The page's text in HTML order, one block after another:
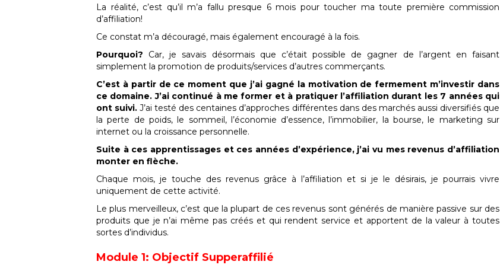
La réalité, c’est qu’il m’a fallu presque 6 mois pour toucher ma toute première commission
d’affiliation!
Ce constat m’a découragé, mais également encouragé à la fois.
Pourquoi? Car, je savais désormais que c’était possible de gagner de l’argent en faisant
simplement la promotion de produits/services d’autres commerçants.
C’est à partir de ce moment que j’ai gagné la motivation de fermement m’investir dans
ce domaine. J’ai continué à me former et à pratiquer l’affiliation durant les 7 années qui
ont suivi. J’ai testé des centaines d’approches différentes dans des marchés aussi diversifiés que
la perte de poids, le sommeil, l’économie d’essence, l’immobilier, la bourse, le marketing sur
internet ou la croissance personnelle.
Suite à ces apprentissages et ces années d’expérience, j’ai vu mes revenus d’affiliation
monter en flèche.
Chaque mois, je touche des revenus grâce à l’affiliation et si je le désirais, je pourrais vivre
uniquement de cette activité.
Le plus merveilleux, c’est que la plupart de ces revenus sont générés de manière passive sur des
produits que je n’ai même pas créés et qui rendent service et apportent de la valeur à toutes
sortes d’individus.
Module 1: Objectif Supperaffilié